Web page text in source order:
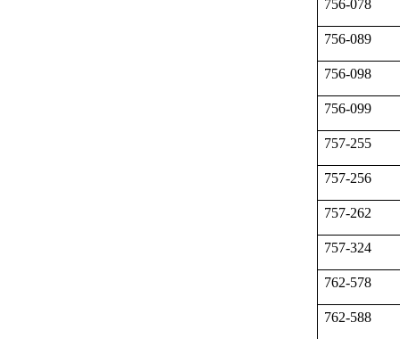
756-078
756-089
756-098
756-099
757-255
757-256
757-262
757-324
762-578
762-588